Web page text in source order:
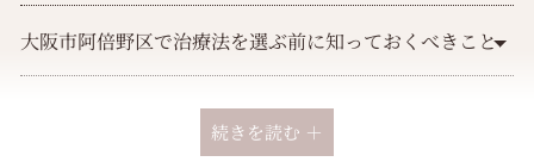
大阪市阿倍野区で治療法を選ぶ前に知っておくべきこと
続きを読む ＋